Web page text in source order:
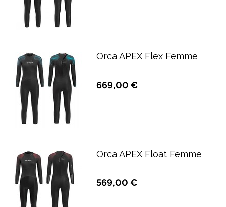
Orca APEX Flex Femme
669,00 €
Orca APEX Float Femme
569,00 €